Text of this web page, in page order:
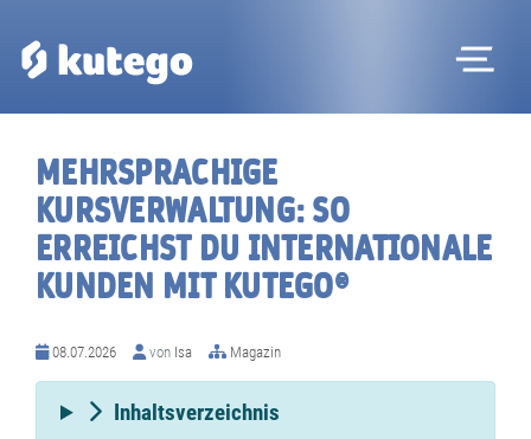
MEHRSPRACHIGE
KURSVERWALTUNG: SO
ERREICHST DU INTERNATIONALE
KUNDEN MIT KUTEGO®
08.07.2026 von Isa Magazin
Inhaltsverzeichnis